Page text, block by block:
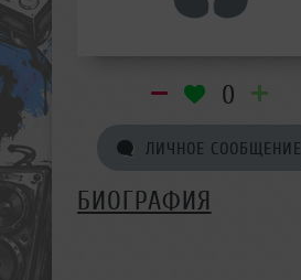
0
ЛИЧНОЕ СООБЩЕНИЕ
БИОГРАФИЯ